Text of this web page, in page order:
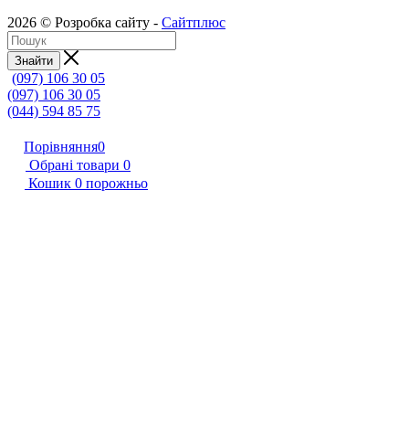
2026 © Розробка сайту - Сайтплюс
Знайти
(097) 106 30 05
(097) 106 30 05
(044) 594 85 75
Порівняння0
Обрані товари 0
Кошик 0 порожньо